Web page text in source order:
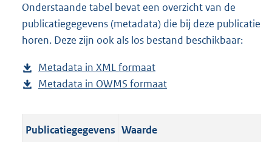
l
o
a
p
u
l
a
n
d
g
r
o
Onderstaande tabel bevat een overzicht van de
publicatiegegevens (metadata) die bij deze publicatie
horen. Deze zijn ook als los bestand beschikbaar:
Metadata in XML formaat
e
a
Metadata in OWMS formaat
Publicatiegegevens Waarde